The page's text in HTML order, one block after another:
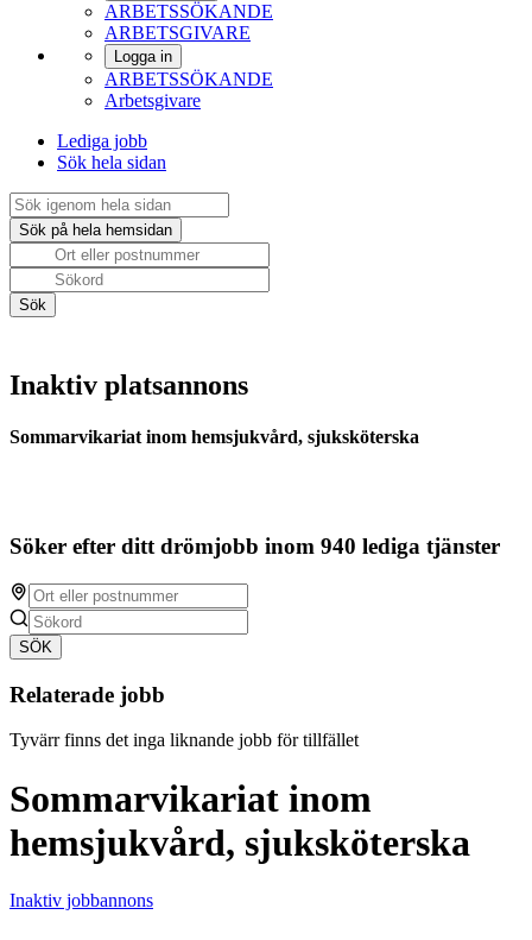
ARBETSSÖKANDE
ARBETSGIVARE
Logga in
ARBETSSÖKANDE
Arbetsgivare
Lediga jobb
Sök hela sidan
Inaktiv platsannons
Sommarvikariat inom hemsjukvård, sjuksköterska
Söker efter ditt drömjobb inom 940 lediga tjänster
SÖK
Relaterade jobb
Tyvärr finns det inga liknande jobb för tillfället
Sommarvikariat inom
hemsjukvård, sjuksköterska
Inaktiv jobbannons